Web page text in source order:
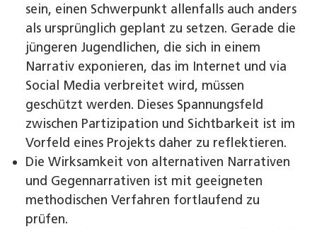
sein, einen Schwerpunkt allenfalls auch anders
als ursprünglich geplant zu setzen. Gerade die
jüngeren Jugendlichen, die sich in einem
Narrativ exponieren, das im Internet und via
Social Media verbreitet wird, müssen
geschützt werden. Dieses Spannungs­feld
zwischen Partizipation und Sichtbarkeit ist im
Vorfeld eines Projekts daher zu reflektieren.
Die Wirksamkeit von alternativen Narrativen
und Gegen­narrativen ist mit geeigneten
methodischen Verfahren fortlaufend zu
prüfen.